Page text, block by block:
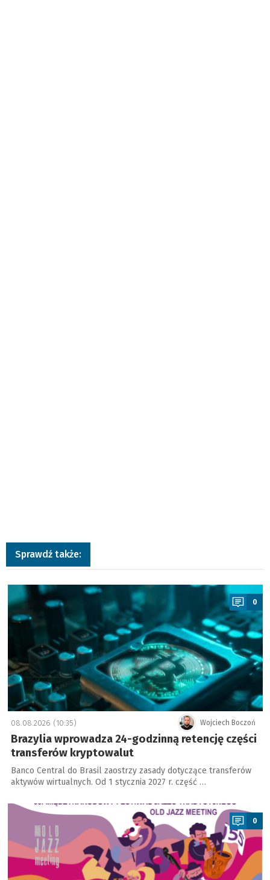
Sprawdź także:
a
0
Wojciech Boczoń
08.08.2026 (10:35)
Brazylia wprowadza 24-godzinną retencję części
transferów kryptowalut
Banco Central do Brasil zaostrzy zasady dotyczące transferów
aktywów wirtualnych. Od 1 stycznia 2027 r. część …
a
0